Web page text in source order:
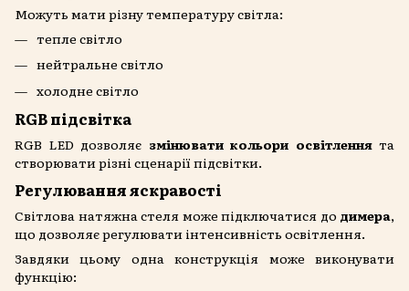
Можуть мати різну температуру світла:
тепле світло
нейтральне світло
холодне світло
RGB підсвітка
RGB LED дозволяє змінювати кольори освітленнята
створювати різні сценарії підсвітки.
Регулювання яскравості
Світлова натяжна стеля може підключатися до димера,
що дозволяє регулювати інтенсивність освітлення.
Завдяки цьому одна конструкція може виконувати
функцію: